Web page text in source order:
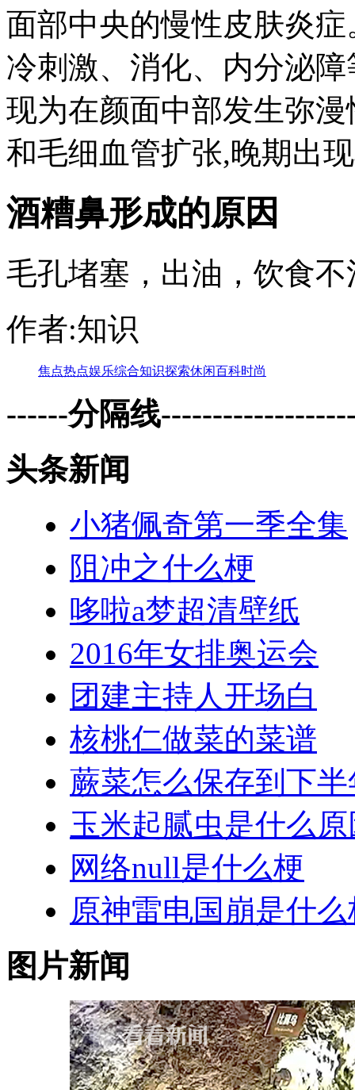
面部中央的慢性皮肤炎
冷刺激、消化、内分泌
现为在颜面中部发生弥
和毛细血管扩张,晚期出
酒糟鼻形成的原因
毛孔堵塞，出油，饮食
作者:知识
焦点热点娱乐综合知识探索休闲百科时尚
------分隔线
头条新闻
小猪佩奇第一季全集
阻冲之什么梗
哆啦a梦超清壁纸
2016年女排奥运会
团建主持人开场白
核桃仁做菜的菜谱
蕨菜怎么保存到下半
玉米起腻虫是什么原
网络null是什么梗
原神雷电国崩是什么
图片新闻